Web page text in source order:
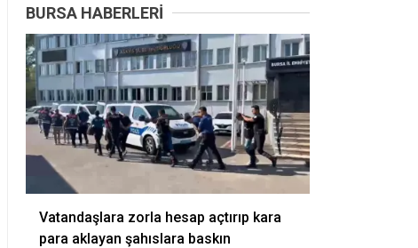
BURSA HABERLERI
Vatandaşlara zorla hesap açtırıp kara
para aklayan şahıslara baskın